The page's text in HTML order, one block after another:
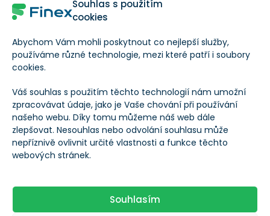
Souhlas s použitím
cookies
Abychom Vám mohli poskytnout co nejlepší služby,
používáme různé technologie, mezi které patří i soubory
cookies.
Váš souhlas s použitím těchto technologií nám umožní
zpracovávat údaje, jako je Vaše chování při používání
našeho webu. Díky tomu můžeme náš web dále
zlepšovat. Nesouhlas nebo odvolání souhlasu může
nepříznivě ovlivnit určité vlastnosti a funkce těchto
webových stránek.
Souhlasím
Maximální počet
tokenů
Obchodní objem
(24h)
Tržní kapitalizace $15 359 369
Změna ceny za 24h -1,72 %
Ohodnoťte kryptoměnu Hegic